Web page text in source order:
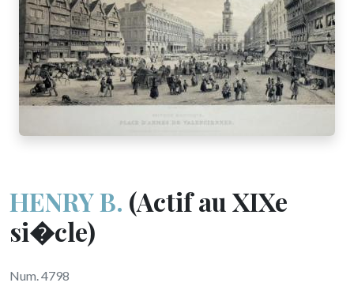
HENRY B. (Actif au XIXe
si�cle)
Num. 4798